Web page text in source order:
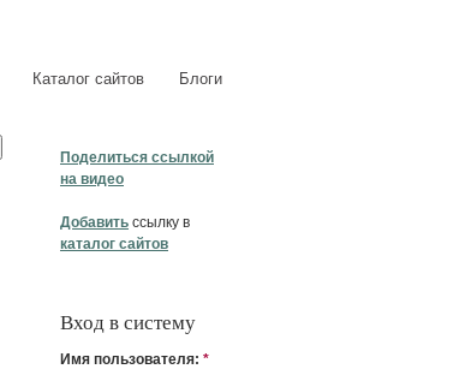
Каталог сайтов Блоги
Поделиться ссылкой
на видео
Добавить ссылку в
каталог сайтов
Вход в систему
Имя пользователя: *